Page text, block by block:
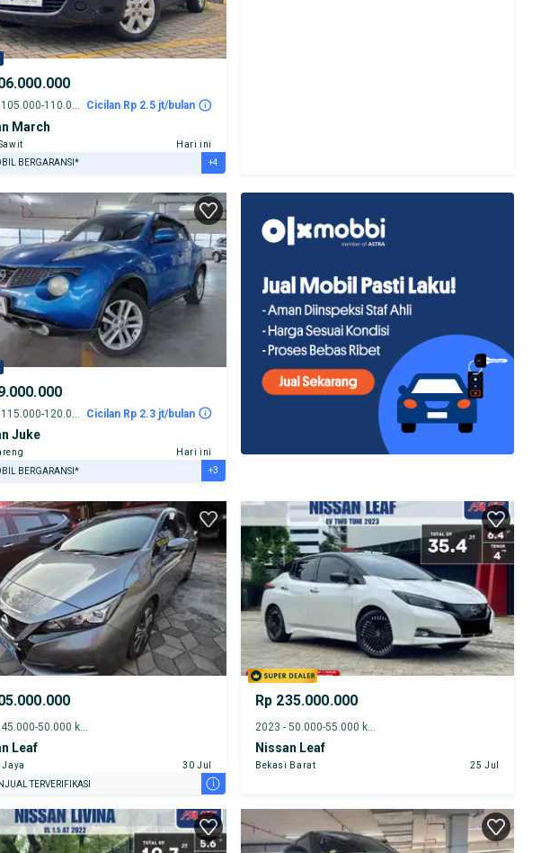
2014 - 105.000-110.000 km Cicilan Rp 2.5 jt/bulan
March
Hari ini
BERGARANSI*
DRIVE DARI RUMAH
BIAYA JASA PERAWATAN*
TERVERIFIKASI
+4
Cicilan Rp 2.3 jt/bulan
Juke
Hari ini
BERGARANSI*
DRIVE DARI RUMAH
BIAYA JASA PERAWATAN*
+3
2021 - 45.000-50.000 km
Leaf
Jaya
30 Jul
TERVERIFIKASI
i
Rp 235.000.000
2023 - 50.000-55.000 km
Nissan Leaf
Bekasi Barat 25 Jul